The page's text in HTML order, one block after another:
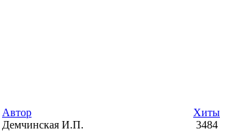
Автор
Хиты
Демчинская И.П. 3484